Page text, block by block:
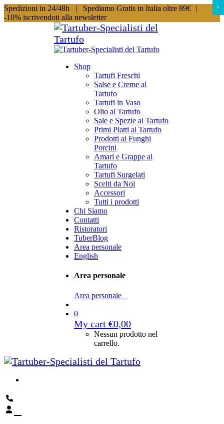
Spedizioni in 24/48h | Spediamo Gratis in Italia oltre 89€
|
-10% iscrivendoti alla newsletter
Shop
Tartufi Freschi
Salse e Creme al
Tartufo
Tartufi in Vaso
Olio al Tartufo
Sale e Spezie al Tartufo
Primi Piatti al Tartufo
Prodotti ai Funghi
Porcini
Amari e Grappe al
Tartufo
Tartufi Surgelati
Scelti da Noi
Accessori
Tutti i prodotti
Chi Siamo
Contatti
Ristoratori
TuberBlog
Area personale
English
Area personale
Area personale
0
My cart €0,00
Nessun prodotto nel
carrello.
×
×